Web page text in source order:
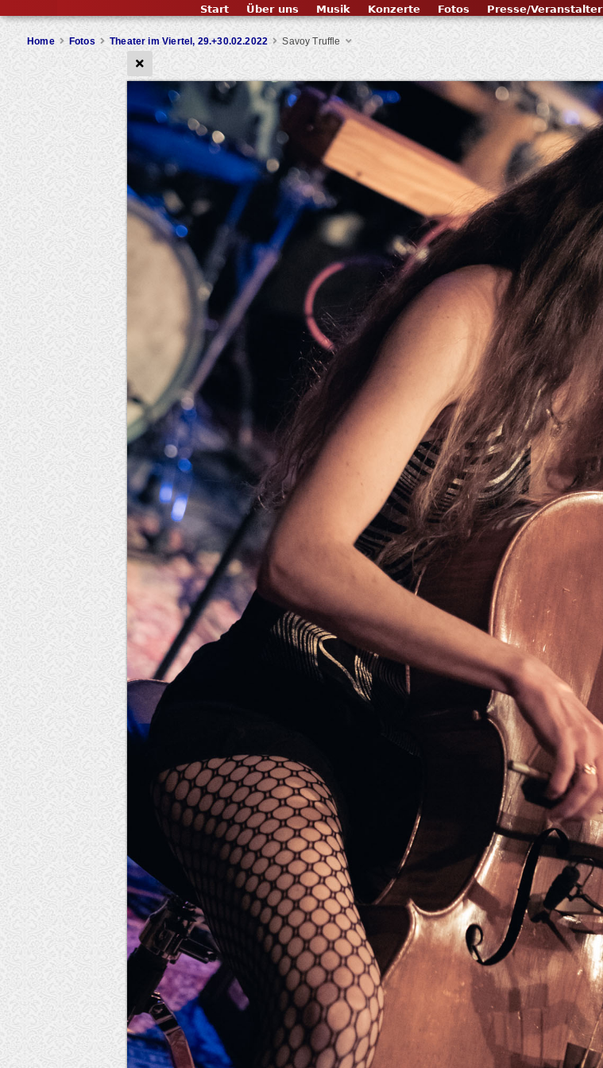
Home Fotos Theater im Viertel, 29.+30.02.2022 Savoy Truffle
Start Über uns Musik Konzerte Fotos Presse/Veranstalter